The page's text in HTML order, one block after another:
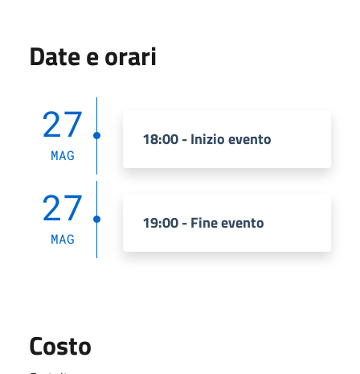
Date e orari
27
MAG
18:00 - Inizio evento
27
MAG
19:00 - Fine evento
Costo